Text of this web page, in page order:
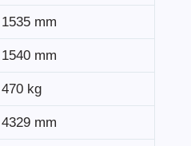
1535 mm
1540 mm
470 kg
4329 mm